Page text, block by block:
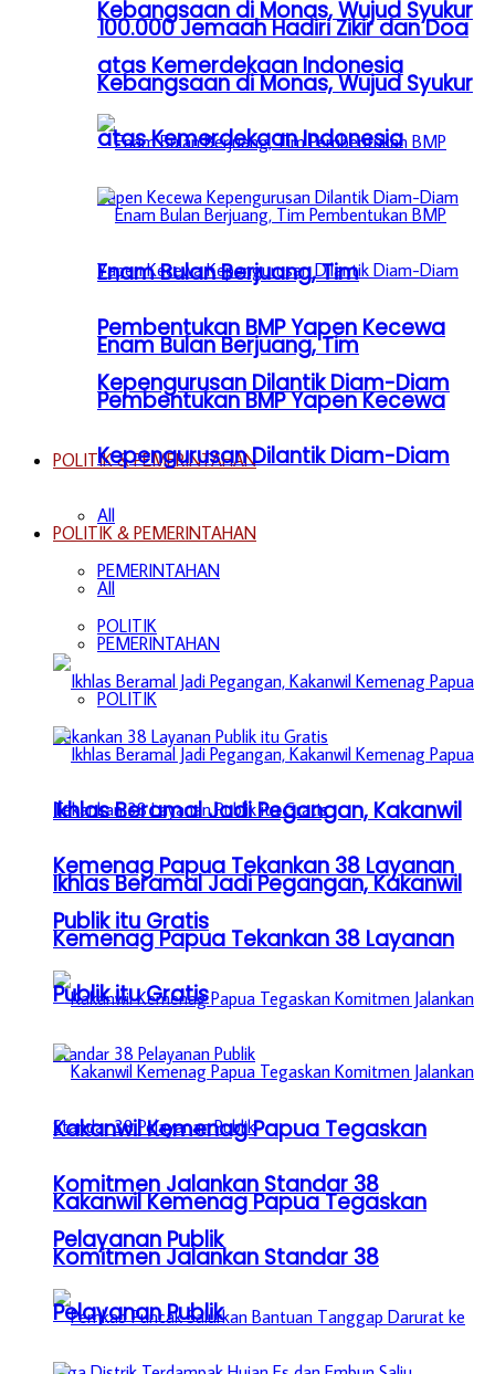
Kebangsaan di Monas, Wujud Syukur
atas Kemerdekaan Indonesia
Enam Bulan Berjuang, Tim
Pembentukan BMP Yapen Kecewa
Kepengurusan Dilantik Diam-Diam
POLITIK & PEMERINTAHAN
All
PEMERINTAHAN
POLITIK
Ikhlas Beramal Jadi Pegangan, Kakanwil
Kemenag Papua Tekankan 38 Layanan
Publik itu Gratis
Kakanwil Kemenag Papua Tegaskan
Komitmen Jalankan Standar 38
Pelayanan Publik
100.000 Jemaah Hadiri Zikir dan Doa
Kebangsaan di Monas, Wujud Syukur
atas Kemerdekaan Indonesia
Enam Bulan Berjuang, Tim
Pembentukan BMP Yapen Kecewa
Kepengurusan Dilantik Diam-Diam
POLITIK & PEMERINTAHAN
All
PEMERINTAHAN
POLITIK
Ikhlas Beramal Jadi Pegangan, Kakanwil
Kemenag Papua Tekankan 38 Layanan
Publik itu Gratis
Kakanwil Kemenag Papua Tegaskan
Komitmen Jalankan Standar 38
Pelayanan Publik